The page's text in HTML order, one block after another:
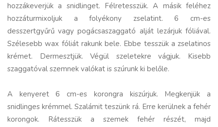
hozzákeverjük a snidlinget. Félretesszük. A másik feléhez
hozzáturmixoljuk a folyékony zselatint. 6 cm-es
desszertgyűrű vagy pogácsaszaggató alját lezárjuk fóliával.
Szélesebb wax fóliát rakunk bele. Ebbe tesszük a zselatinos
krémet. Dermesztjük. Végül szeletekre vágjuk. Kisebb
szaggatóval szemnek valókat is szúrunk ki belőle.
A kenyeret 6 cm-es korongra kiszúrjuk. Megkenjük a
snidlinges krémmel. Szalámit teszünk rá. Erre kerülnek a fehér
korongok. Rátesszük a szemek fehér részét, majd